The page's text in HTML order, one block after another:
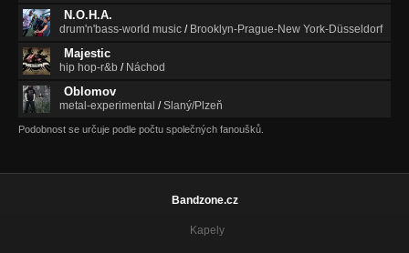
N.O.H.A.
drum'n'bass-world music / Brooklyn-Prague-New York-Düsseldorf
Majestic
hip hop-r&b / Náchod
Oblomov
metal-experimental /Slaný/Plzeň
Podobnost se určuje podle počtu společných fanoušků.
Bandzone.cz
Kapely